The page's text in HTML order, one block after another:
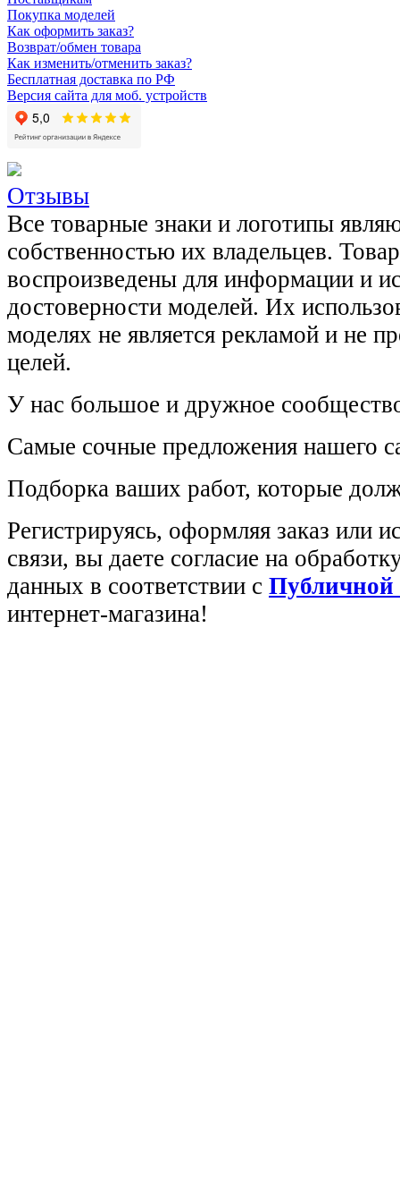
Покупка моделей
Как оформить заказ?
Возврат/обмен товара
Как изменить/отменить заказ?
Бесплатная доставка по РФ
Версия сайта для моб. устройств
Отзывы
Все товарные знаки и логотипы
собственностью их владельцев.
воспроизведены для информации и
достоверности моделей. Их
моделях не является рекламой и не
целей.
У нас большое и дружное
Самые сочные предложения нашего
Подборка ваших работ, которые
Регистрируясь, оформляя заказ или
связи, вы даете согласие на
данных в соответствии с Публичной
интернет-магазина!